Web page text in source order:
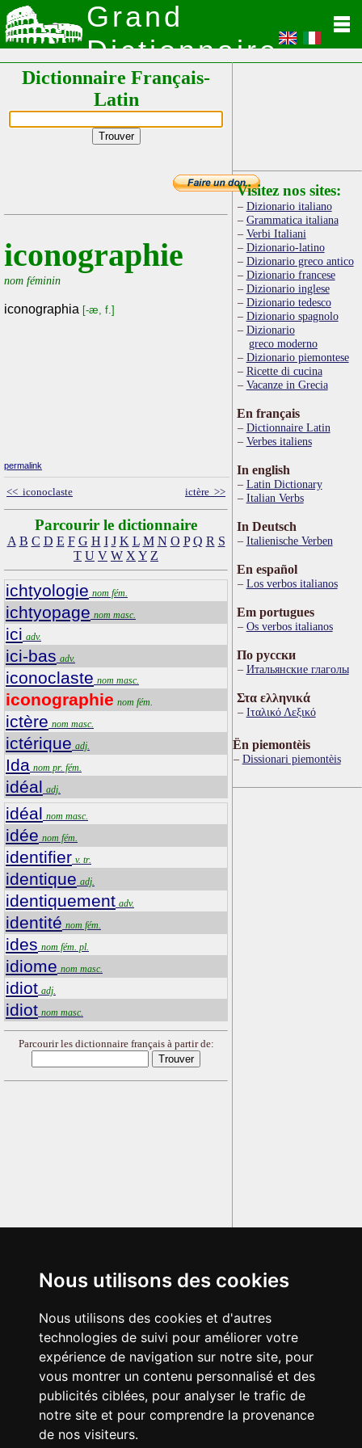
Nous utilisons des cookies
Nous utilisons des cookies et d'autres
technologies de suivi pour améliorer votre
expérience de navigation sur notre site, pour
vous montrer un contenu personnalisé et des
publicités ciblées, pour analyser le trafic de
notre site et pour comprendre la provenance
de nos visiteurs.
Grand
Dictionnaire
Latin
Dictionnaire Français-
Latin
iconographie
nom féminin
iconographia [-æ, f.]
permalink
<< iconoclaste ictère >>
Parcourir le dictionnaire
A B C D E F G H I J K L M N O P Q R S
T U V W X Y Z
ichtyologie nom fém.
ichtyopage nom masc.
ici adv.
ici-bas adv.
iconoclaste nom masc.
iconographie nom fém.
ictère nom masc.
ictérique adj.
Ida nom pr. fém.
idéal adj.
idéal nom masc.
idée nom fém.
identifier v. tr.
identique adj.
identiquement adv.
identité nom fém.
ides nom fém. pl.
idiome nom masc.
idiot adj.
idiot nom masc.
Parcourir les dictionnaire français à partir de:
Visitez nos sites:
Dizionario italiano
Grammatica italiana
Verbi Italiani
Dizionario-latino
Dizionario greco antico
Dizionario francese
Dizionario inglese
Dizionario tedesco
Dizionario spagnolo
Dizionario
greco moderno
Dizionario piemontese
Ricette di cucina
Vacanze in Grecia
En français
Dictionnaire Latin
Verbes italiens
In english
Latin Dictionary
Italian Verbs
In Deutsch
Italienische Verben
En español
Los verbos italianos
Em portugues
Os verbos italianos
По русски
Итальянские глаголы
Στα ελληνικά
Ιταλικό Λεξικό
Ën piemontèis
Dissionari piemontèis